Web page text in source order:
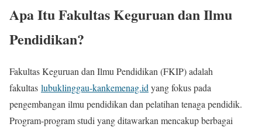
Apa Itu Fakultas Keguruan dan Ilmu
Pendidikan?
Fakultas Keguruan dan Ilmu Pendidikan (FKIP) adalah
fakultas lubuklinggau-kankemenag.id yang fokus pada
pengembangan ilmu pendidikan dan pelatihan tenaga pendidik.
Program-program studi yang ditawarkan mencakup berbagai